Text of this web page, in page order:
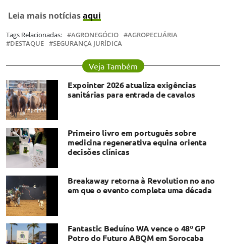
Leia mais notíciasaqui
Tags Relacionadas: AGRONEGÓCIO
AGROPECUÁRIA
DESTAQUE
SEGURANÇA JURÍDICA
Veja Também
Expointer 2026 atualiza exigências
sanitárias para entrada de cavalos
Primeiro livro em português sobre
medicina regenerativa equina orienta
decisões clínicas
Breakaway retorna à Revolution no ano
em que o evento completa uma década
Fantastic Beduíno WA vence o 48º GP
Potro do Futuro ABQM em Sorocaba